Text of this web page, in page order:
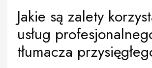
Jakie są zalety
usług
tłumacza